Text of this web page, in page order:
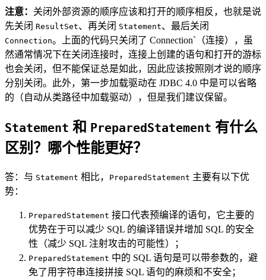
注意： 关闭外部资源的顺序应该和打开的顺序相反，也就是说
先关闭 ResultSet、再关闭 Statement、最后关闭
Connection。上面的代码只关闭了 Connection`（连接），虽
然通常情况下在关闭连接时，连接上创建的语句和打开的游标
也会关闭，但不能保证总是如此，因此应该按照刚才说的顺序
分别关闭。此外，第一步加载驱动在 JDBC 4.0 中是可以省略
的（自动从类路径中加载驱动），但是我们建议保留。
Statement 和 PreparedStatement 有什么
区别？哪个性能更好？
答：与 Statement 相比， PreparedStatement 主要有以下优
势：
PreparedStatement 接口代表预编译的语句，它主要的
优势在于可以减少 SQL 的编译错误并增加 SQL 的安全
性（减少 SQL 注射攻击的可能性）；
PreparedStatement 中的 SQL 语句是可以带参数的，避
免了用字符串连接拼接 SQL 语句的麻烦和不安全；